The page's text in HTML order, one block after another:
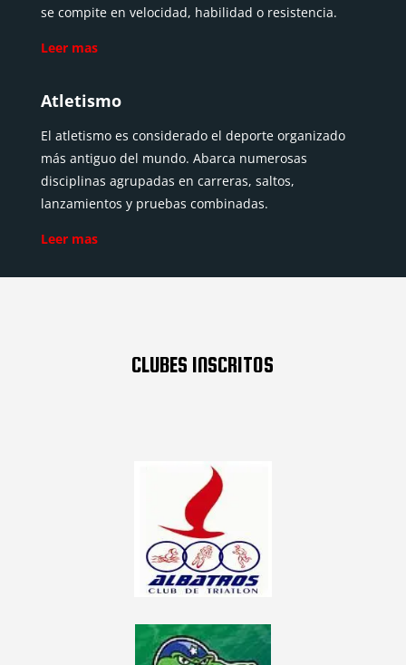
se compite en velocidad, habilidad o resistencia.
Leer mas
Atletismo
El atletismo es considerado el deporte organizado
más antiguo del mundo. Abarca numerosas
disciplinas agrupadas en carreras, saltos,
lanzamientos y pruebas combinadas.
Leer mas
CLUBES INSCRITOS